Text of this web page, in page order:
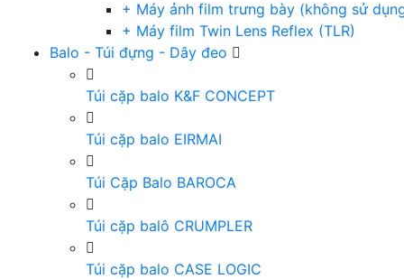
+ Máy ảnh film trưng bày (không sử
+ Máy film Twin Lens Reflex (TLR)
Balo - Túi đựng - Dây đeo
Túi cặp balo K&F CONCEPT
Túi cặp balo EIRMAI
Túi Cặp Balo BAROCA
Túi cặp balô CRUMPLER
Túi cặp balo CASE LOGIC